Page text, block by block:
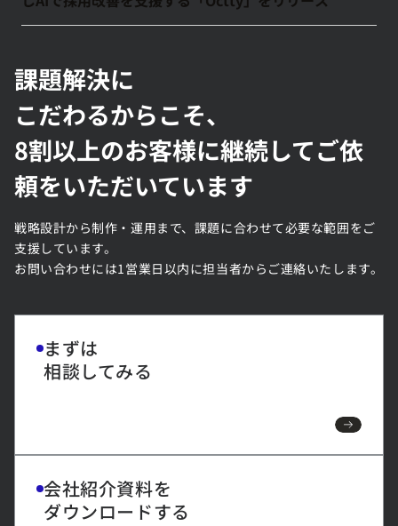
アルバイトから正社員まで、採用データを一元管理
課題解決に
こだわるからこそ、
8割以上のお客様に継続してご依
頼をいただいています
戦略設計から制作・運用まで、課題に合わせて必要な範囲をご
支援しています。
お問い合わせには1営業日以内に担当者からご連絡いたします。
まずは
相談してみる
会社紹介資料を
ダウンロードする